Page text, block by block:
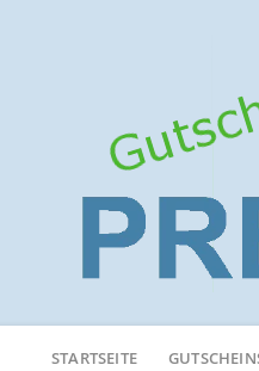
Online-
STARTSEITE